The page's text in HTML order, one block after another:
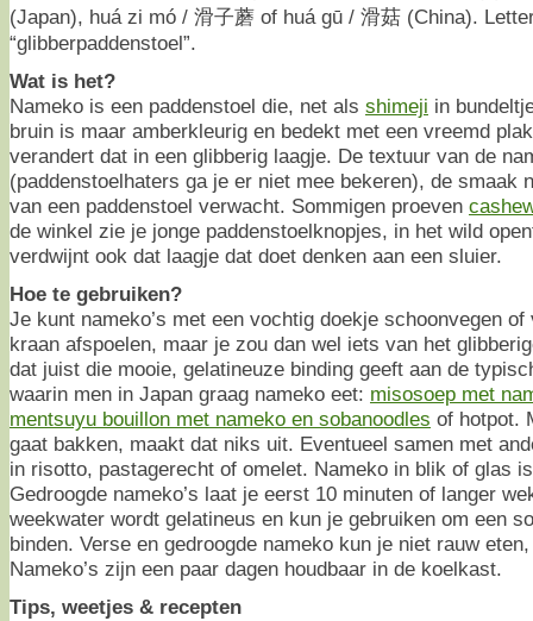
(Japan), huá zi mó / 滑子蘑 of huá gū / 滑菇 (China).
“glibberpaddenstoel”.
Wat is het?
Nameko is een paddenstoel die, net als shimeji in
bruin is maar amberkleurig en bedekt met een vreemd
verandert dat in een glibberig laagje. De textuur van de
(paddenstoelhaters ga je er niet mee bekeren), de smaak
van een paddenstoel verwacht. Sommigen proeven
de winkel zie je jonge paddenstoelknopjes, in het wild
verdwijnt ook dat laagje dat doet denken aan een sluier.
Hoe te gebruiken?
Je kunt nameko’s met een vochtig doekje schoonvegen
kraan afspoelen, maar je zou dan wel iets van het
dat juist die mooie, gelatineuze binding geeft aan de
waarin men in Japan graag nameko eet: misosoep met
mentsuyu bouillon met nameko en sobanoodles of hotpot.
gaat bakken, maakt dat niks uit. Eventueel samen met
in risotto, pastagerecht of omelet. Nameko in blik of glas
Gedroogde nameko’s laat je eerst 10 minuten of langer
weekwater wordt gelatineus en kun je gebruiken om een
binden. Verse en gedroogde nameko kun je niet rauw
Nameko’s zijn een paar dagen houdbaar in de koelkast.
Tips, weetjes & recepten